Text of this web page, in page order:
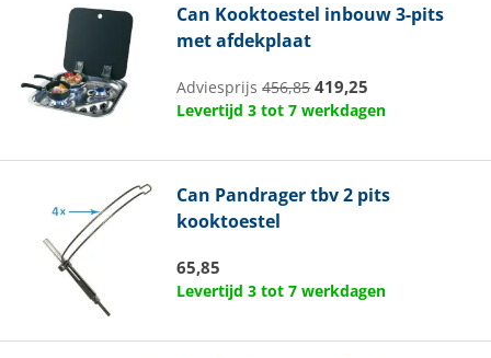
Can Kooktoestel inbouw 3-pits
met afdekplaat
Adviesprijs456,85 419,25
Levertijd 3 tot 7 werkdagen
Can Pandrager tbv 2 pits
kooktoestel
65,85
Levertijd 3 tot 7 werkdagen